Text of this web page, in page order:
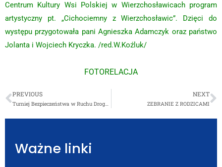
Centrum Kultury Wsi Polskiej w Wierzchosławicach program
artystyczny pt. „Cichociemny z Wierzchosławic”. Dzięci do
występu przygotowała pani Agnieszka Adamczyk oraz państwo
Jolanta i Wojciech Kryczka. /red.W.Koźluk/
FOTORELACJA
PREVIOUS
Turniej Bezpieczeństwa w Ruchu Drogowym
NEXT
ZEBRANIE Z RODZICAMI
Ważne linki